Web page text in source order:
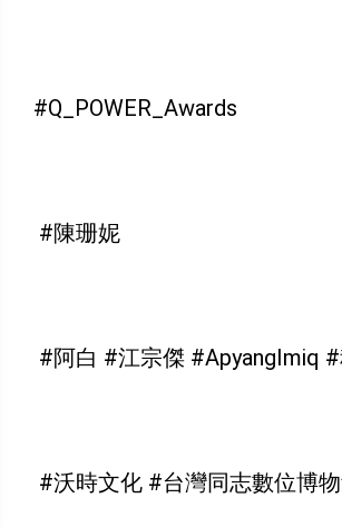
#Q_POWER_Awards
#陳珊妮
#阿白 #江宗傑 #ApyangImiq
#沃時文化 #台灣同志數位博